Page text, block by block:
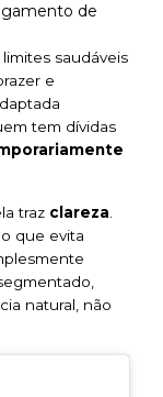
de
saudáveis
e
tem dívidas
traz clareza
que evita
natural, não